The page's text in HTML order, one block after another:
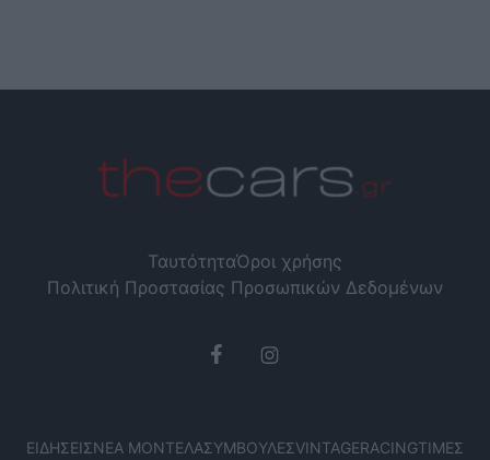
ΤαυτότηταΌροι χρήσης
Πολιτική Προστασίας Προσωπικών Δεδομένων
ΕΙΔΉΣΕΙΣΝΈΑ ΜΟΝΤΈΛΑΣΥΜΒΟΥΛΈΣVINTAGERACINGΤΙΜΈΣ